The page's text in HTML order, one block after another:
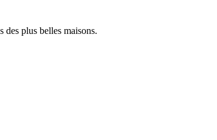
plus belles maisons.